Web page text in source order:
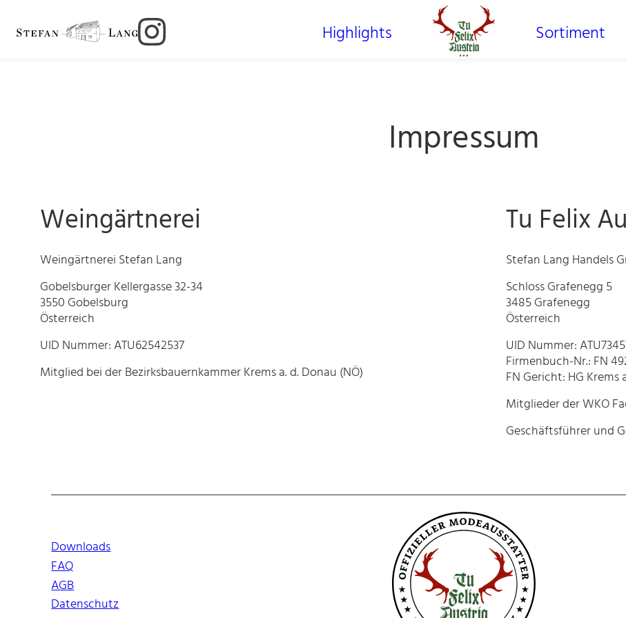
Highlights Sortiment
Impressum
Weingärtnerei
Weingärtnerei Stefan Lang
Gobelsburger Kellergasse 32-34
3550 Gobelsburg
Österreich
UID Nummer: ATU62542537
Mitglied bei der Bezirksbauernkammer Krems a. d. Donau (NÖ)
Tu Felix
Stefan Lang Handels
Schloss Grafenegg 5
3485 Grafenegg
Österreich
UID Nummer:
Firmenbuch-Nr.: FN
FN Gericht: HG Krems
Mitglieder der WKO
Geschäftsführer und
Downloads
FAQ
AGB
Datenschutz